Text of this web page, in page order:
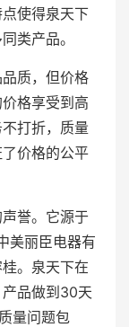
使得泉天下
类产品。
质，但价格
格享受到高
打折，质量
价格的公平
誉。它源于
美丽臣电器有
。泉天下在
品做到30天
量问题包